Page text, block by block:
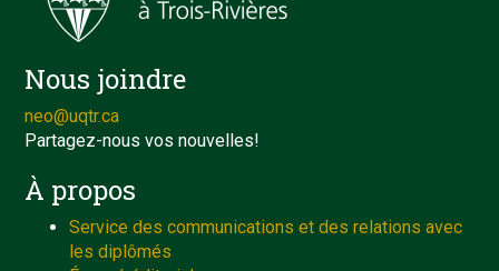
Nous joindre
neo@uqtr.ca
Partagez-nous vos nouvelles!
À propos
Service des communications et des relations avec
les diplômés